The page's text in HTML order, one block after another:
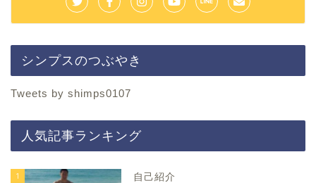
シンプスのつぶやき
Tweets by shimps0107
人気記事ランキング
1 自己紹介